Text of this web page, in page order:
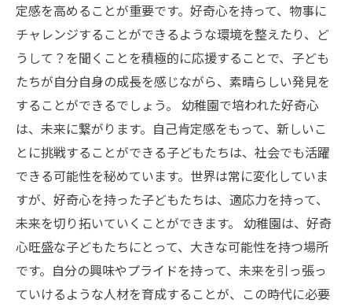
定感を高めることが重要です。好奇心を持って、物事に
チャレンジすることができるような環境を整えたり、ど
うして？を聞くことを積極的に応援することで、子ども
たちが自分自身の成長を感じながら、素晴らしい発見を
することができるでしょう。 幼稚園で培われた好奇心
は、未来に繋がります。自己肯定感をもって、新しいこ
とに挑戦することができる子どもたちは、社会でも活躍
できる可能性を秘めています。世界は常に変化していま
すが、好奇心を持った子どもたちは、適応力を持って、
未来を切り拓いていくことができます。 幼稚園は、好奇
心旺盛な子どもたちにとって、大きな可能性を持つ場所
です。自分の興味やプライドを持って、未来を引っ張っ
ていけるような人材を育成することが、この時代に必要